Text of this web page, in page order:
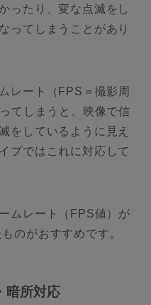
ったり、変な点滅をし
ってしまうことがあり
レート（FPS＝撮影周
てしまうと、映像で信
をしているように見え
プではこれに対応して
ムレート（FPS値）が
のがおすすめです。
暗所対応